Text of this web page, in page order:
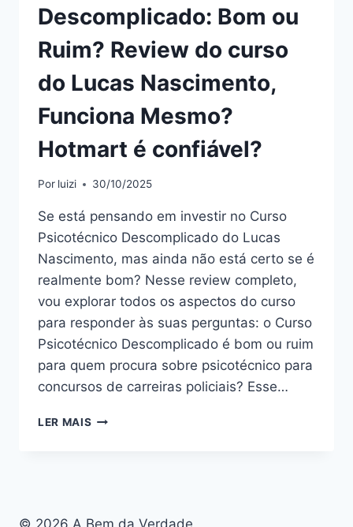
Descomplicado: Bom ou
Ruim? Review do curso
do Lucas Nascimento,
Funciona Mesmo?
Hotmart é confiável?
Por luizi 30/10/2025
Se está pensando em investir no Curso
Psicotécnico Descomplicado do Lucas
Nascimento, mas ainda não está certo se é
realmente bom? Nesse review completo,
vou explorar todos os aspectos do curso
para responder às suas perguntas: o Curso
Psicotécnico Descomplicado é bom ou ruim
para quem procura sobre psicotécnico para
concursos de carreiras policiais? Esse…
LER MAIS CURSO
REVIEW